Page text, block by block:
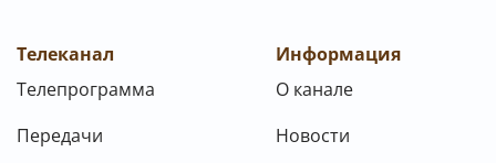
Телеканал
Телепрограмма
Передачи
Информация
О канале
Новости